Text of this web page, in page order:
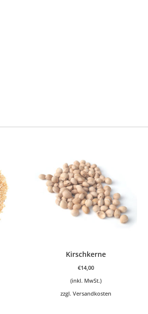
Kirschkerne
€14,00
(inkl. MwSt.)
zzgl. Versandkosten